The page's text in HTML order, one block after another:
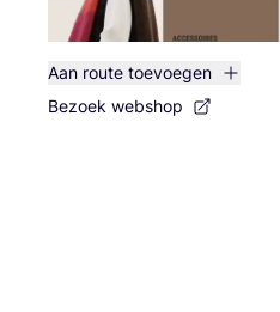
Aan route toevoegen
Bezoek webshop